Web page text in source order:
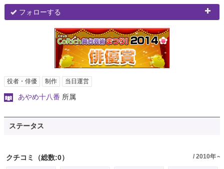
フォローする
役者・俳優 制作 当日運営
あやめ十八番 所属
ステータス
クチコミ （総数:0） / 2010年～